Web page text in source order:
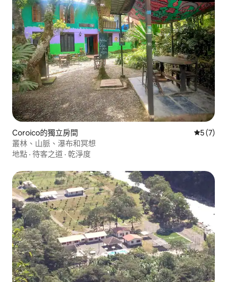
Coroico的獨立房間 從 7 則評
5 (7)
叢林、山脈、瀑布和冥想
地點 · 待客之道 · 乾淨度